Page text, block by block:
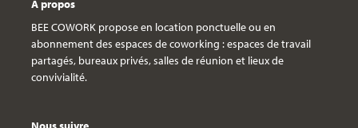
À propos
BEE COWORK propose en location ponctuelle ou en
abonnement des espaces de coworking : espaces de travail
partagés, bureaux privés, salles de réunion et lieux de
convivialité.